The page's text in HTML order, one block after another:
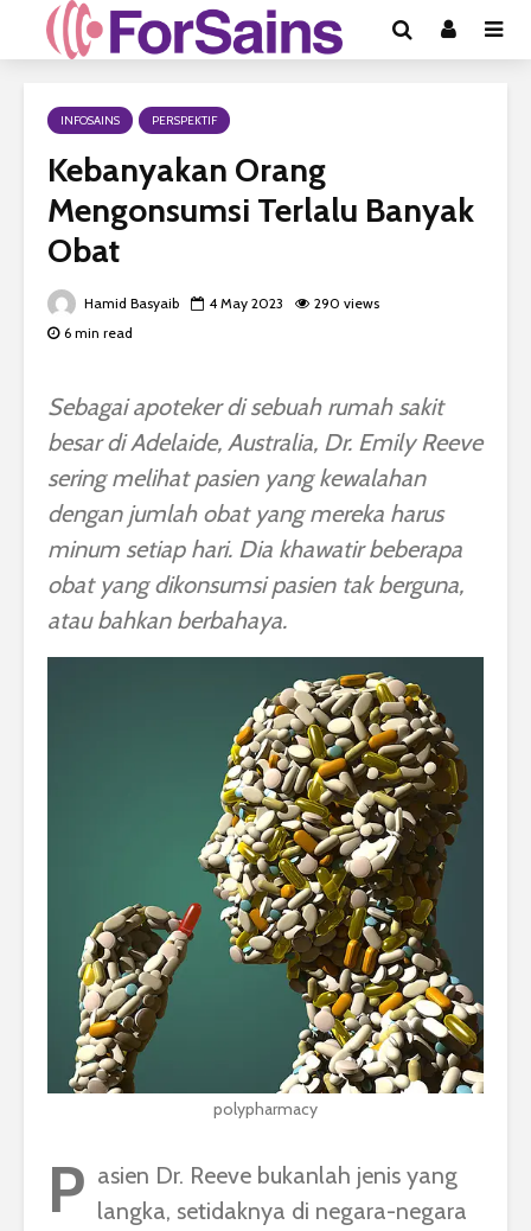
INFOSAINS PERSPEKTIF
Kebanyakan Orang
Mengonsumsi Terlalu Banyak
Obat
Hamid Basyaib 4 May 2023
290 views
6 min read
Sebagai apoteker di sebuah rumah sakit
besar di Adelaide, Australia, Dr. Emily Reeve
sering melihat pasien yang kewalahan
dengan jumlah obat yang mereka harus
minum setiap hari. Dia khawatir beberapa
obat yang dikonsumsi pasien tak berguna,
atau bahkan berbahaya.
polypharmacy
P asien Dr. Reeve bukanlah jenis yang
langka, setidaknya di negara-negara